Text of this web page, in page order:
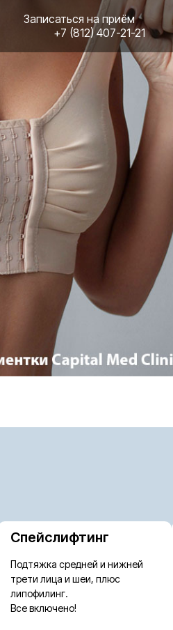
Записаться на приём
+7 (812) 407-21-21
Спейслифтинг
Подтяжка средней и нижней
трети лица и шеи, плюс
липофилинг.
Все включено!